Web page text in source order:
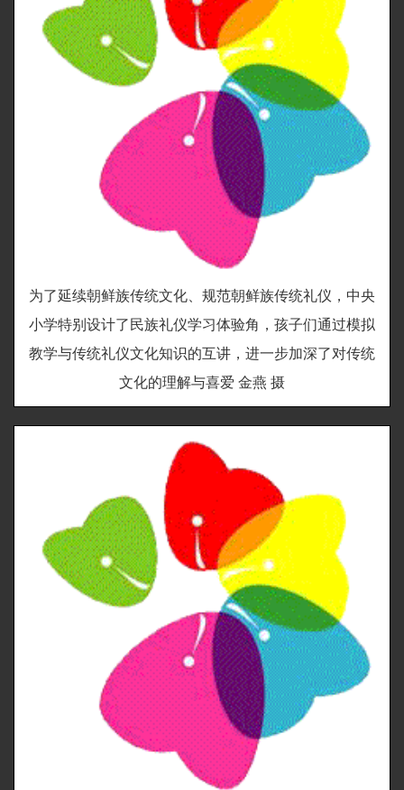
为了延续朝鲜族传统文化、规范朝鲜族传统礼仪，中央
小学特别设计了民族礼仪学习体验角，孩子们通过模拟
教学与传统礼仪文化知识的互讲，进一步加深了对传统
文化的理解与喜爱 金燕 摄